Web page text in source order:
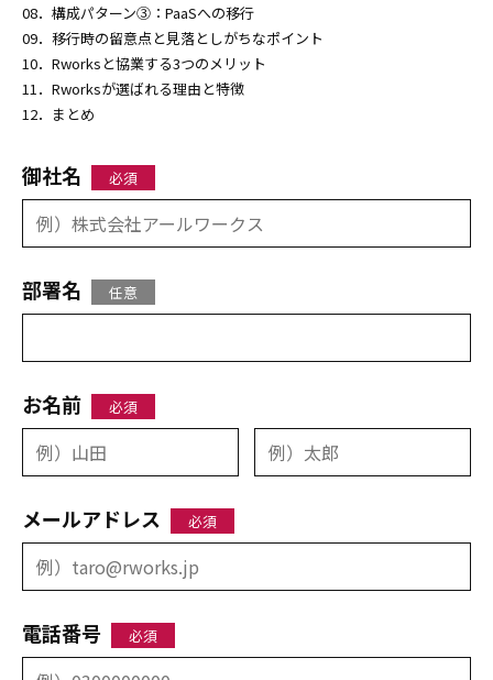
08．構成パターン③：PaaSへの移行
09．移行時の留意点と見落としがちなポイント
10．Rworksと協業する3つのメリット
11．Rworksが選ばれる理由と特徴
12．まとめ
御社名
部署名
お名前
メールアドレス
電話番号